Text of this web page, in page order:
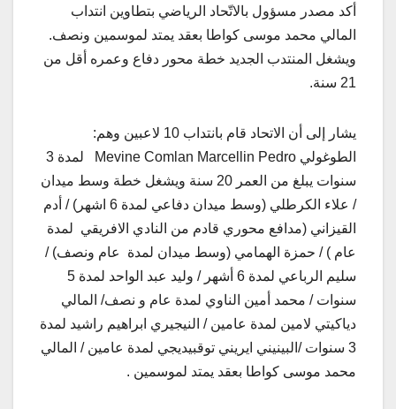
أكد مصدر مسؤول بالاتّحاد الرياضي بتطاوين انتداب
المالي محمد موسى كواطا بعقد يمتد لموسمين ونصف.
ويشغل المنتدب الجديد خطة محور دفاع وعمره أقل من
21 سنة.
يشار إلى أن الاتحاد قام بانتداب 10 لاعبين وهم:
الطوغولي Mevine Comlan Marcellin Pedro لمدة 3
سنوات يبلغ من العمر 20 سنة ويشغل خطة وسط ميدان
/ علاء الكرطلي (وسط ميدان دفاعي لمدة 6 اشهر) / أدم
القيزاني (مدافع محوري قادم من النادي الافريقي لمدة
عام ) / حمزة الهمامي (وسط ميدان لمدة عام ونصف) /
سليم الرباعي لمدة 6 أشهر / وليد عبد الواحد لمدة 5
سنوات / محمد أمين الناوي لمدة عام و نصف/ المالي
دياكيتي لامين لمدة عامين / النيجيري ابراهيم راشيد لمدة
3 سنوات /البينيني ايريني توقبيديجي لمدة عامين / المالي
محمد موسى كواطا بعقد يمتد لموسمين .